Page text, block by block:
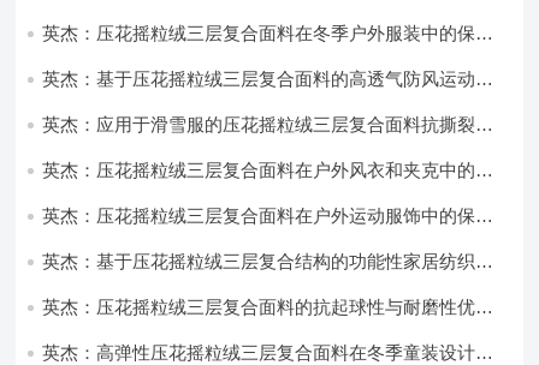
英杰：压花摇粒绒三层复合面料在冬季户外服装中的保暖
英杰：基于压花摇粒绒三层复合面料的高透气防风运动服
英杰：应用于滑雪服的压花摇粒绒三层复合面料抗撕裂与
英杰：压花摇粒绒三层复合面料在户外风衣和夹克中的应
英杰：压花摇粒绒三层复合面料在户外运动服饰中的保暖
英杰：基于压花摇粒绒三层复合结构的功能性家居纺织品
英杰：压花摇粒绒三层复合面料的抗起球性与耐磨性优化
英杰：高弹性压花摇粒绒三层复合面料在冬季童装设计中